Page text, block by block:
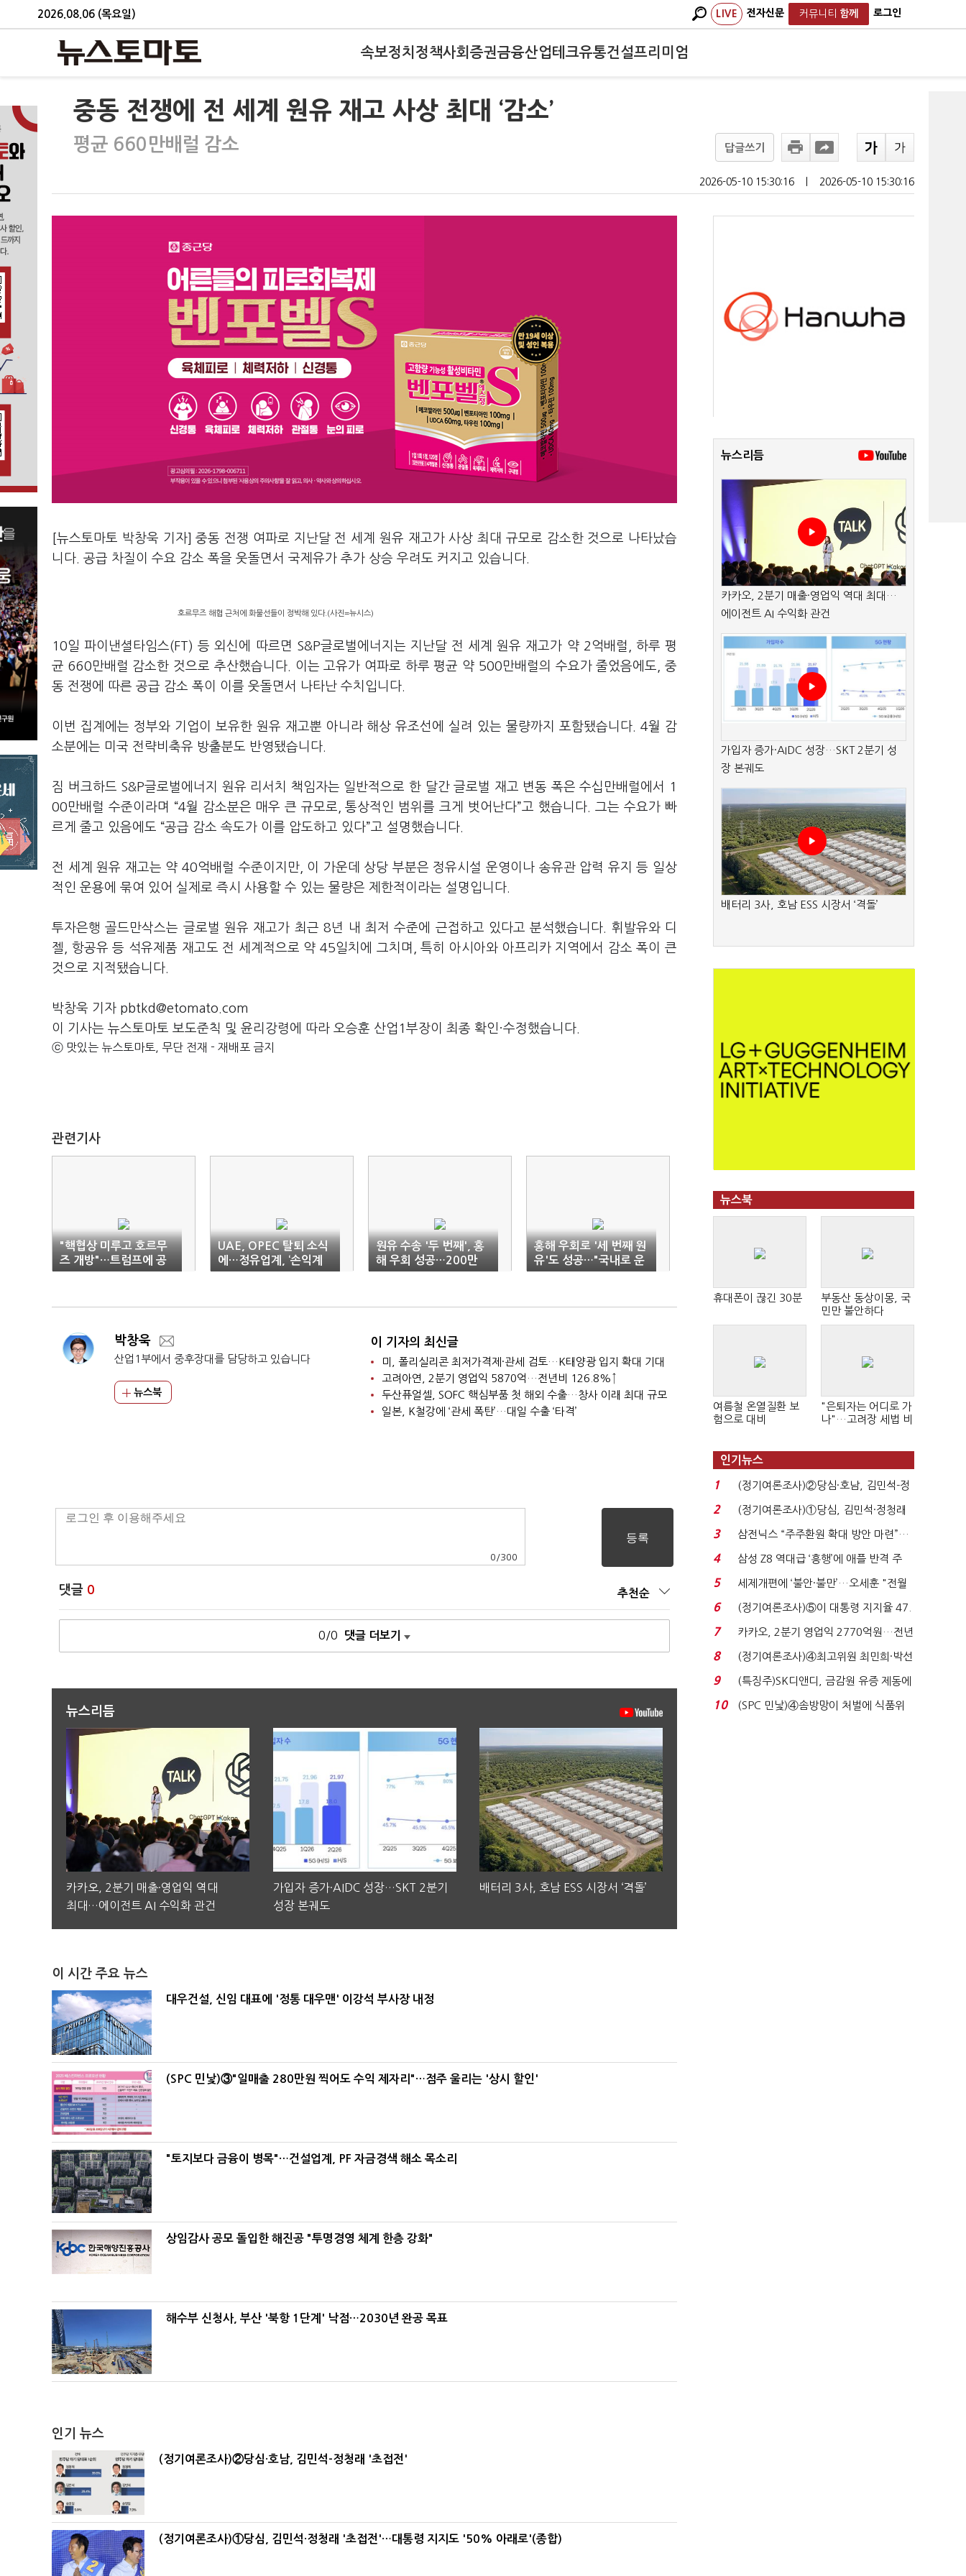
2026.08.06 (목요일) LIVE 전자신문 커뮤니티 함께 로그인
속보정치 정책사회 증권금융산업테크유통건설프리미엄
중동 전쟁에 전 세계 원유 재고 사상 최대 ‘감소’
평균 660만배럴 감소 답글쓰기
2026-05-10 15:30:16 2026-05-10 15:30:16
[뉴스토마토 박창욱 기자] 중동 전쟁 여파로 지난달 전 세계 원유 재고가 사상 최대 규모로 감소한 것으로 나타났습
니다. 공급 차질이 수요 감소 폭을 웃돌면서 국제유가 추가 상승 우려도 커지고 있습니다.
호르무즈 해협 근처에 화물선들이 정박해 있다.(사진=뉴시스)
10일 파이낸셜타임스(FT) 등 외신에 따르면 S&P글로벌에너지는 지난달 전 세계 원유 재고가 약 2억배럴, 하루 평
균 660만배럴 감소한 것으로 추산했습니다. 이는 고유가 여파로 하루 평균 약 500만배럴의 수요가 줄었음에도, 중
동 전쟁에 따른 공급 감소 폭이 이를 웃돌면서 나타난 수치입니다.
이번 집계에는 정부와 기업이 보유한 원유 재고뿐 아니라 해상 유조선에 실려 있는 물량까지 포함됐습니다. 4월 감
소분에는 미국 전략비축유 방출분도 반영됐습니다.
짐 버크하드 S&P글로벌에너지 원유 리서치 책임자는 일반적으로 한 달간 글로벌 재고 변동 폭은 수십만배럴에서 1
00만배럴 수준이라며 “4월 감소분은 매우 큰 규모로, 통상적인 범위를 크게 벗어난다”고 했습니다. 그는 수요가 빠
르게 줄고 있음에도 “공급 감소 속도가 이를 압도하고 있다”고 설명했습니다.
전 세계 원유 재고는 약 40억배럴 수준이지만, 이 가운데 상당 부분은 정유시설 운영이나 송유관 압력 유지 등 일상
적인 운용에 묶여 있어 실제로 즉시 사용할 수 있는 물량은 제한적이라는 설명입니다.
투자은행 골드만삭스는 글로벌 원유 재고가 최근 8년 내 최저 수준에 근접하고 있다고 분석했습니다. 휘발유와 디
젤, 항공유 등 석유제품 재고도 전 세계적으로 약 45일치에 그치며, 특히 아시아와 아프리카 지역에서 감소 폭이 큰
것으로 지적됐습니다.
박창욱 기자 pbtkd@etomato.com
이 기사는 뉴스토마토 보도준칙 및 윤리강령에 따라 오승훈 산업1부장이 최종 확인·수정했습니다.
ⓒ 맛있는 뉴스토마토, 무단 전재 - 재배포 금지
관련기사
"핵협상 미루고 호르무
즈 개방"…트럼프에 공
넘긴 이란
UAE, OPEC 탈퇴 소식
에…정유업계, ‘손익계
산’ 분주
원유 수송 '두 번째', 홍
해 우회 성공…200만
배럴 또 온다
홍해 우회로 '세 번째 원
유'도 성공…"국내로 운
송 중"
박창욱
산업1부에서 중후장대를 담당하고 있습니다
뉴스북
이 기자의 최신글
미, 폴리실리콘 최저가격제·관세 검토…K태양광 입지 확대 기대
고려아연, 2분기 영업익 5870억…전년비 126.8%↑
두산퓨얼셀, SOFC 핵심부품 첫 해외 수출…창사 이래 최대 규모
일본, K철강에 ‘관세 폭탄’…대일 수출 ‘타격’
0 /300
댓글 0 추천순
0/0 댓글 더보기
뉴스리듬
카카오, 2분기 매출·영업익 역대
최대…에이전트 AI 수익화 관건
가입자 증가·AIDC 성장…SKT 2분기
성장 본궤도
배터리 3사, 호남 ESS 시장서 ‘격돌’
이 시간 주요 뉴스
대우건설, 신임 대표에 '정통 대우맨' 이강석 부사장 내정
(SPC 민낯)③"일매출 280만원 찍어도 수익 제자리"…점주 울리는 '상시 할인'
"토지보다 금융이 병목"…건설업계, PF 자금경색 해소 목소리
상임감사 공모 돌입한 해진공 "투명경영 체계 한층 강화"
해수부 신청사, 부산 '북항 1단계' 낙점…2030년 완공 목표
인기 뉴스
(정기여론조사)②당심·호남, 김민석-정청래 '초접전'
(정기여론조사)①당심, 김민석·정청래 '초접전'…대통령 지지도 '50% 아래로'(종합)
뉴스리듬
카카오, 2분기 매출·영업익 역대 최대…
에이전트 AI 수익화 관건
가입자 증가·AIDC 성장…SKT 2분기 성
장 본궤도
배터리 3사, 호남 ESS 시장서 ‘격돌’
뉴스북
휴대폰이 끊긴 30분
부동산 동상이몽, 국
민만 불안하다
여름철 온열질환 보
험으로 대비
"은퇴자는 어디로 가
나"…고려장 세법 비
인기뉴스
1
(정기여론조사)②당심·호남, 김민석-정
청래 '초접전'...
2
(정기여론조사)①당심, 김민석·정청래
'초접전'…대통령 ...
3
삼전닉스 “주주환원 확대 방안 마련”…
로이터에 성명...
4
삼성 Z8 역대급 ‘흥행’에 애플 반격 주
목…9월 ‘폴...
5
세제개편에 ‘불안·불만’…오세훈 "전월
세 구하기 더 ...
6
(정기여론조사)⑤이 대통령 지지율 47.
7%…일주일 만에 ...
7
카카오, 2분기 영업익 2770억원…전년
비 36% 증가...
8
(정기여론조사)④최고위원 최민희·박선
원 '양강'…서미...
9
(특징주)SK디앤디, 금감원 유증 제동에
장 초반 상한가...
10
(SPC 민낯)④솜방망이 처벌에 식품위